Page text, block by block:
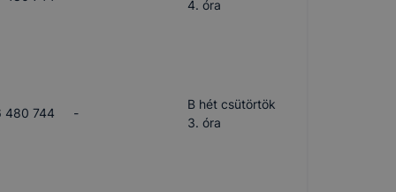
4. óra
480 744 -
B hét csütörtök
3. óra